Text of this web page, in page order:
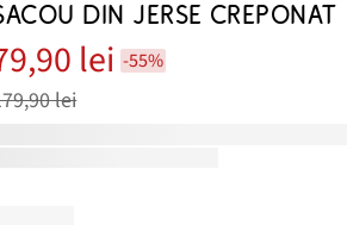
DIN JERSE CREPONAT
lei -55%
lei